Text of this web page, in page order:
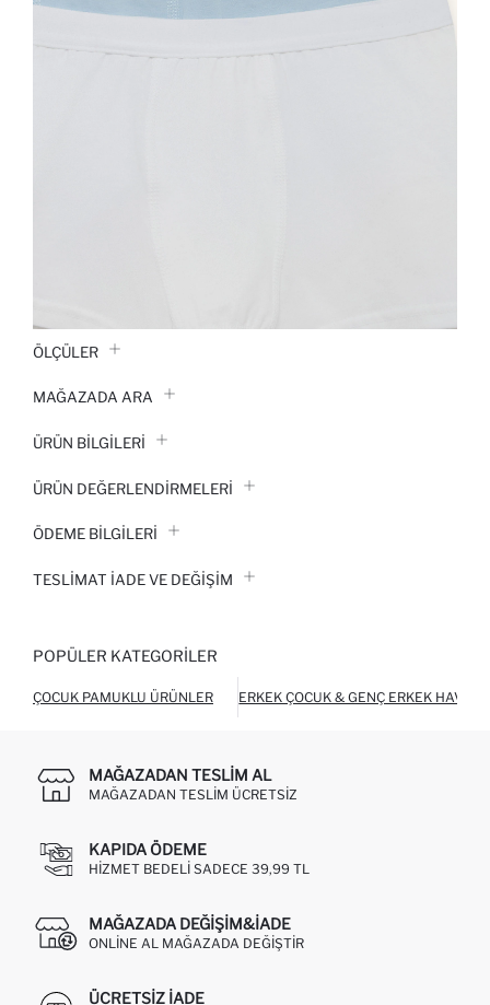
ÖLÇÜLER
MAĞAZADA ARA
ÜRÜN BILGILERI
ÜRÜN DEĞERLENDİRMELERİ
ÖDEME BİLGİLERİ
TESLIMAT İADE VE DEĞIŞIM
POPÜLER KATEGORILER
ÇOCUK PAMUKLU ÜRÜNLER ERKEK ÇOCUK & GENÇ ERKEK HAVLU
MAĞAZADAN TESLIM AL
MAĞAZADAN TESLIM ÜCRETSIZ
KAPIDA ÖDEME
HIZMET BEDELI SADECE 39,99 TL
MAĞAZADA DEĞIŞIM&İADE
ONLINE AL MAĞAZADA DEĞIŞTIR
ÜCRETSIZ IADE